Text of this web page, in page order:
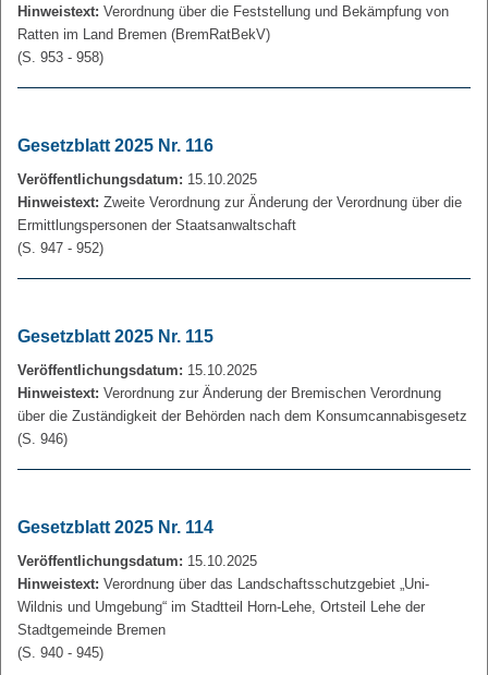
Hinweistext: Verordnung über die Feststellung und Bekämpfung von
Ratten im Land Bremen (BremRatBekV)
(S. 953 - 958)
Gesetzblatt 2025 Nr. 116
Veröffentlichungsdatum: 15.10.2025
Hinweistext: Zweite Verordnung zur Änderung der Verordnung über die
Ermittlungspersonen der Staatsanwaltschaft
(S. 947 - 952)
Gesetzblatt 2025 Nr. 115
Veröffentlichungsdatum: 15.10.2025
Hinweistext: Verordnung zur Änderung der Bremischen Verordnung
über die Zuständigkeit der Behörden nach dem Konsumcannabisgesetz
(S. 946)
Gesetzblatt 2025 Nr. 114
Veröffentlichungsdatum: 15.10.2025
Hinweistext: Verordnung über das Landschaftsschutzgebiet „Uni-
Wildnis und Umgebung“ im Stadtteil Horn-Lehe, Ortsteil Lehe der
Stadtgemeinde Bremen
(S. 940 - 945)